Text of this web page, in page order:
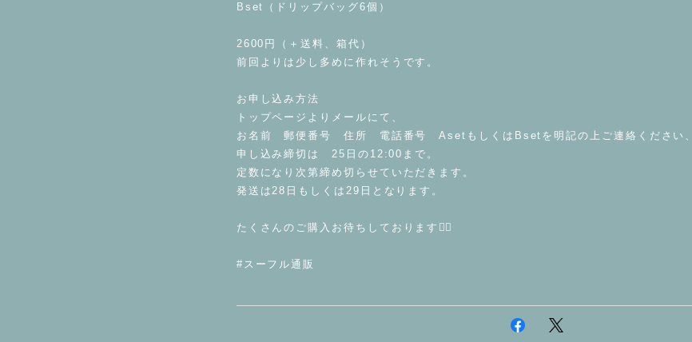
Bset（ドリップバッグ6個）
2600円（＋送料、箱代）
前回よりは少し多めに作れそうです。
お申し込み方法
トップページよりメールにて、
お名前 郵便番号 住所 電話番号 AsetもしくはBsetを明記の上ご連絡ください、
申し込み締切は 25日の12:00まで。
定数になり次第締め切らせていただきます。
発送は28日もしくは29日となります。
たくさんのご購入お待ちしております🙇‍♀️
#スーフル通販